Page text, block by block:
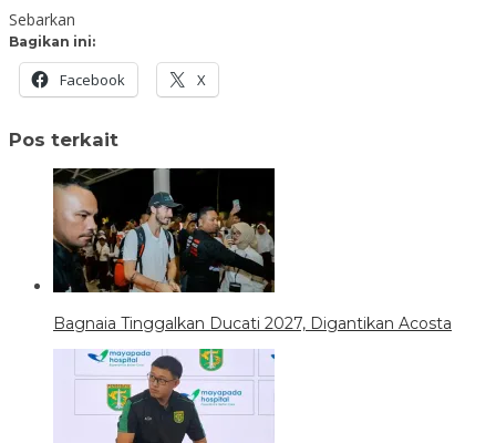
Sebarkan
Bagikan ini:
Facebook X
Pos terkait
Bagnaia Tinggalkan Ducati 2027, Digantikan Acosta